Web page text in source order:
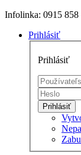
Infolinka: 0915 858
Prihlásiť
Prihlásiť
Prihlásiť